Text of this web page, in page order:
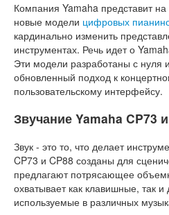
Компания Yamaha представит на
новые модели цифровых
кардинально изменить
инструментах. Речь идет о
Эти модели разработаны с нуля
обновленный подход к
пользовательскому интерфейсу.
Звучание Yamaha CP73
Звук - это то, что делает
CP73 и CP88 созданы для
предлагают потрясающее
охватывает как клавишные, так и
используемые в различных